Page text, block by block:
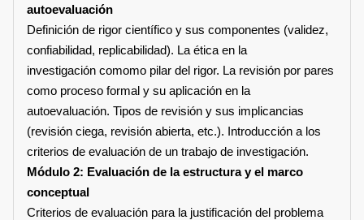
autoevaluación
Definición de rigor científico y sus componentes (validez,
confiabilidad, replicabilidad). La ética en la
investigación comomo pilar del rigor. La revisión por pares
como proceso formal y su aplicación en la
autoevaluación. Tipos de revisión y sus implicancias
(revisión ciega, revisión abierta, etc.). Introducción a los
criterios de evaluación de un trabajo de investigación.
Módulo 2: Evaluación de la estructura y el marco
conceptual
Criterios de evaluación para la justificación del problema